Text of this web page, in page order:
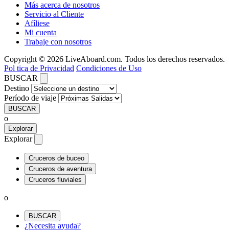
Más acerca de nosotros
Servicio al Cliente
Afíliese
Mi cuenta
Trabaje con nosotros
Copyright © 2026 LiveAboard.com. Todos los derechos reservados.
Pol tica de Privacidad Condiciones de Uso
BUSCAR
Destino
Período de viaje
BUSCAR
o
Explorar
Explorar
Cruceros de buceo
Cruceros de aventura
Cruceros fluviales
o
BUSCAR
¿Necesita ayuda?